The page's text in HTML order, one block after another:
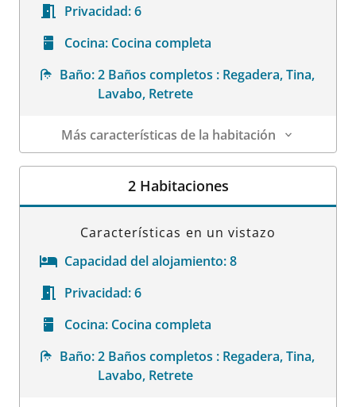
Privacidad:6
Cocina: Cocina completa
Baño: 2 Baños completos : Regadera, Tina,
Lavabo, Retrete
Más características de la habitación
Datos de la habitación
2 Habitaciones
Características en un vistazo
Capacidad del alojamiento:8
Privacidad:6
Cocina: Cocina completa
Baño: 2 Baños completos : Regadera, Tina,
Lavabo, Retrete